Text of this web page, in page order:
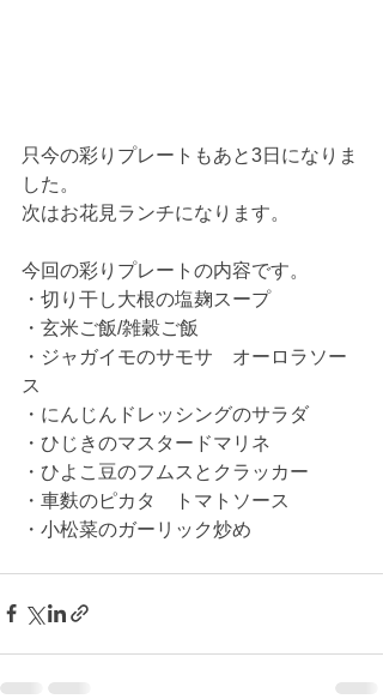
只今の彩りプレートもあと3日になりま
した。
次はお花見ランチになります。
今回の彩りプレートの内容です。
・切り干し大根の塩麹スープ
・玄米ご飯/雑穀ご飯
・ジャガイモのサモサ　オーロラソー
ス
・にんじんドレッシングのサラダ
・ひじきのマスタードマリネ
・ひよこ豆のフムスとクラッカー
・車麩のピカタ　トマトソース
・小松菜のガーリック炒め